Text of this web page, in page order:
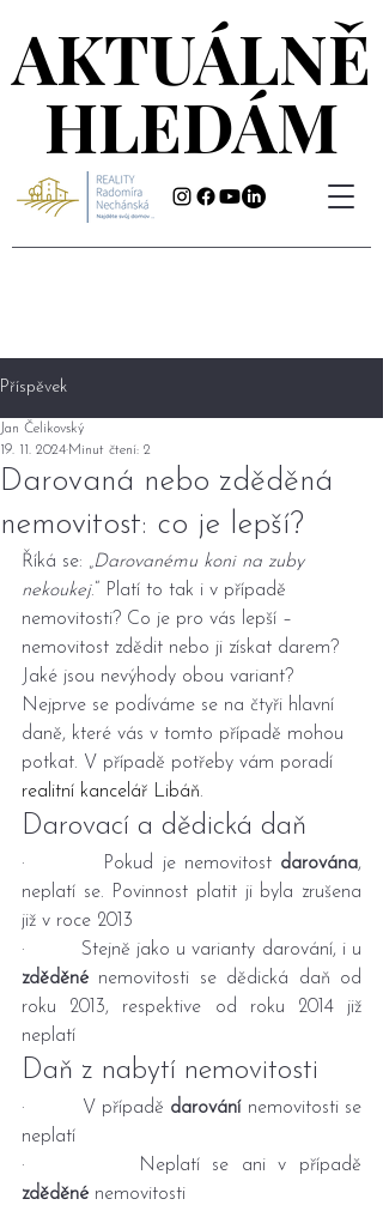
AKTUÁLNĚ
HLEDÁM
AKTUÁLNĚ
HLEDÁM
Příspěvek
Darovaná nebo zděděná
nemovitost: co je lepší?
Jan Čelikovský
19. 11. 2024 Minut čtení: 2
Říká se: „Darovanému koni na zuby
nekoukej.“ Platí to tak i v případě
nemovitosti? Co je pro vás lepší –
nemovitost zdědit nebo ji získat darem?
Jaké jsou nevýhody obou variant?
Nejprve se podíváme se na čtyři hlavní
daně, které vás v tomto případě mohou
potkat. V případě potřeby vám poradí
realitní kancelář Libáň.
Darovací a dědická daň
·         Pokud je nemovitost darována,
neplatí se. Povinnost platit ji byla zrušena
již v roce 2013
zděděné nemovitosti se dědická daň od
roku 2013, respektive od roku 2014 již
neplatí
Daň z nabytí nemovitosti
·         V případě darování nemovitosti se
neplatí
zděděné nemovitosti